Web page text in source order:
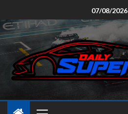
07/08/2026